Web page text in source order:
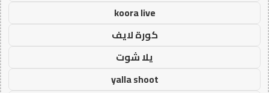
koora live
كورة لايف
يلا شوت
yalla shoot